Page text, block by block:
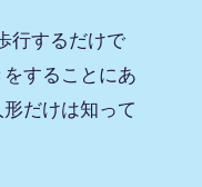
行するだけで
することにあ
だけは知って